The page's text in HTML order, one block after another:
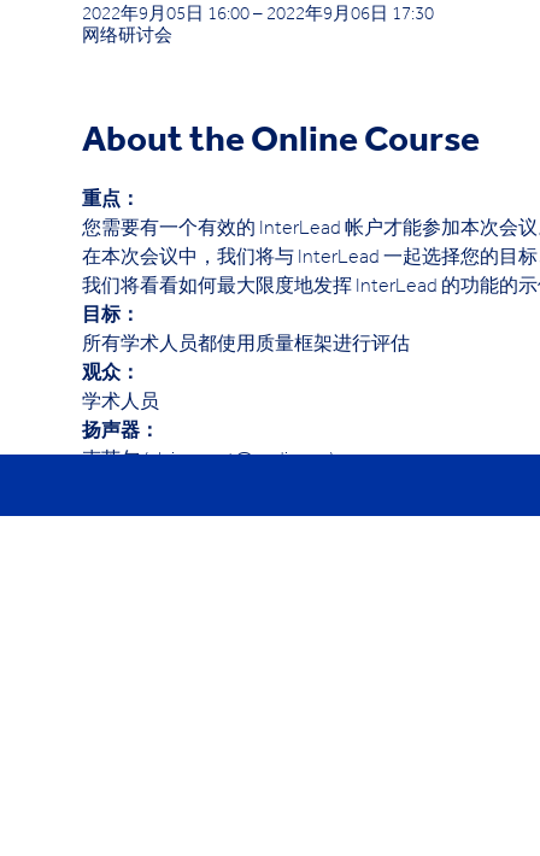
2022年9月05日 16:00 – 2022年9月06日 17:30
网络研讨会
About the Online Course
重点：
您需要有一个有效的 InterLead 帐户才能参加本次会
在本次会议中，我们将与 InterLead 一起选择您的目
我们将看看如何最大限度地发挥 InterLead 的功能的
目标：
所有学术人员都使用质量框架进行评估
观众：
学术人员
扬声器：